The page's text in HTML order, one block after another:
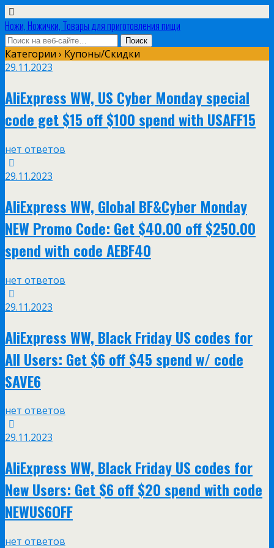
Ножи, Ножички, Товары для приготовления пищи
Категории › Купоны/Скидки
29.11.2023
AliExpress WW, US Cyber Monday special
code get $15 off $100 spend with USAFF15
нет ответов
29.11.2023
AliExpress WW, Global BF&Cyber Monday
NEW Promo Code: Get $40.00 off $250.00
spend with code AEBF40
нет ответов
29.11.2023
AliExpress WW, Black Friday US codes for
All Users: Get $6 off $45 spend w/ code
SAVE6
нет ответов
29.11.2023
AliExpress WW, Black Friday US codes for
New Users: Get $6 off $20 spend with code
NEWUS6OFF
нет ответов